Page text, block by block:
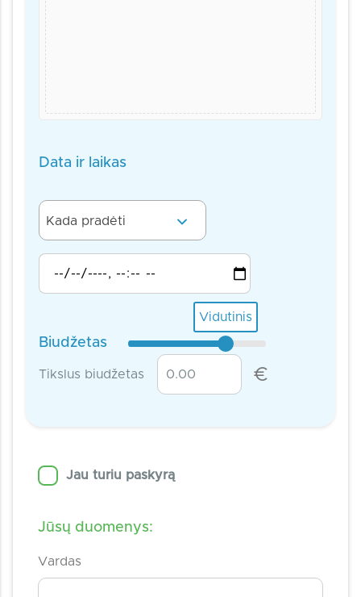
Data ir laikas
Kada pradėti
Biudžetas
Vidutinis
Tikslus biudžetas €
Jau turiu paskyrą
Jūsų duomenys:
Vardas